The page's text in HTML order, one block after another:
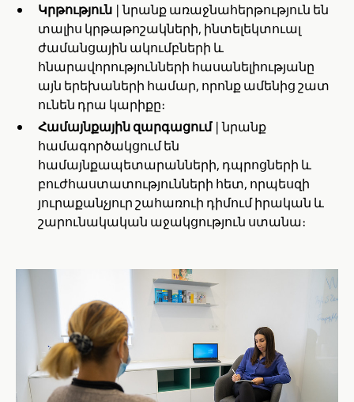
Կրթություն | նրանք առաջնահերթություն են
տալիս կրթաթոշակների, ինտելեկտուալ
ժամանցային ակումբների և
հնարավորությունների հասանելիությանը
այն երեխաների համար, որոնք ամենից շատ
ունեն դրա կարիքը։
Համայնքային զարգացում| նրանք
համագործակցում են
համայնքապետարանների, դպրոցների և
բուժհաստատությունների հետ, որպեսզի
յուրաքանչյուր շահառուի դիմում իրական և
շարունակական աջակցություն ստանա։